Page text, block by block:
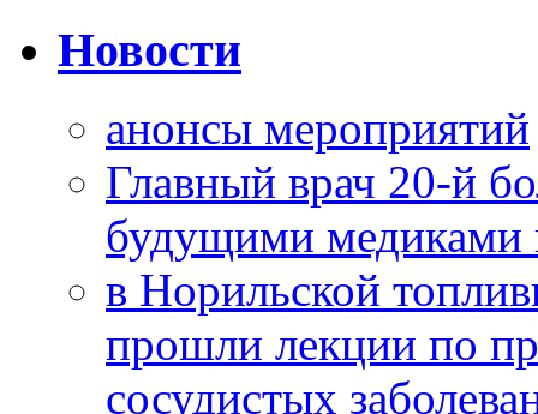
Новости
анонсы мероприятий
Главный врач 20-й
будущими медиками
в Норильской
прошли лекции по
сосудистых